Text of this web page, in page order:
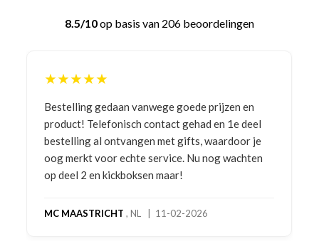
8.5/10op basis van 206 beoordelingen
★★★★★
Bestelling gedaan vanwege goede prijzen en
product! Telefonisch contact gehad en 1e deel
bestelling al ontvangen met gifts, waardoor je
oog merkt voor echte service. Nu nog wachten
op deel 2 en kickboksen maar!
MC MAASTRICHT , NL | 11-02-2026